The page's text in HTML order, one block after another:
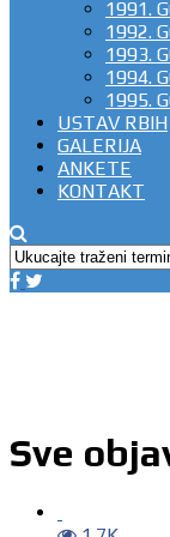
1991.
1992.
1993.
1994.
1995.
USTAV RBIH
GALERIJA
ANKETE
KONTAKT
Sve